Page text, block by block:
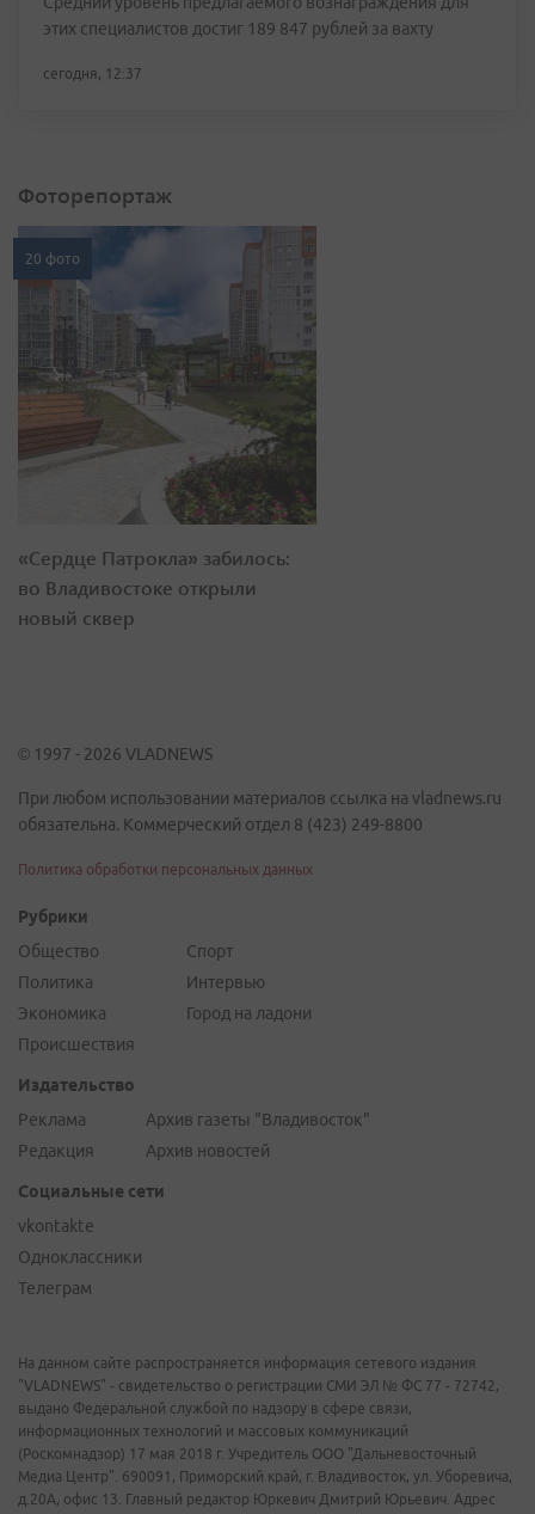
этих специалистов достиг 189 847 рублей за вахту
сегодня, 12:37
Фоторепортаж
20 фото
«Сердце Патрокла» забилось:
во Владивостоке открыли
новый сквер
© 1997 - 2026 VLADNEWS
При любом использовании материалов ссылка на vladnews.ru
обязательна. Коммерческий отдел 8 (423) 249-8800
Политика обработки персональных данных
Рубрики
Общество
Политика
Экономика
Происшествия
Спорт
Интервью
Город на ладони
Издательство
Реклама
Редакция
Архив газеты "Владивосток"
Архив новостей
Социальные сети
vkontakte
Одноклассники
Телеграм
На данном сайте распространяется информация сетевого издания
"VLADNEWS" - свидетельство о регистрации СМИ ЭЛ № ФС 77 - 72742,
выдано Федеральной службой по надзору в сфере связи,
информационных технологий и массовых коммуникаций
(Роскомнадзор) 17 мая 2018 г. Учредитель ООО "Дальневосточный
Медиа Центр". 690091, Приморский край, г. Владивосток, ул. Уборевича,
д.20А, офис 13. Главный редактор Юркевич Дмитрий Юрьевич. Адрес